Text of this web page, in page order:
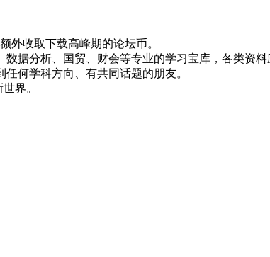
外收取下载高峰期的论坛币。
据分析、国贸、财会等专业的学习宝库，各类资
何学科方向、有共同话题的朋友。
界。